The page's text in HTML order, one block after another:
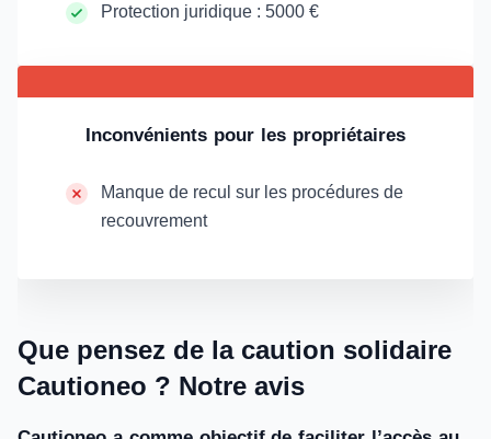
Protection juridique : 5000 €
Inconvénients pour les propriétaires
Manque de recul sur les procédures de
recouvrement
Que pensez de la caution solidaire
Cautioneo ? Notre avis